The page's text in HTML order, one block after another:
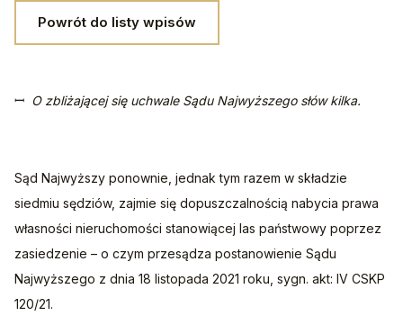
Powrót do listy wpisów
ꟷ O zbliżającej się uchwale Sądu Najwyższego słów kilka.
Sąd Najwyższy ponownie, jednak tym razem w składzie
siedmiu sędziów, zajmie się dopuszczalnością nabycia prawa
własności nieruchomości stanowiącej las państwowy poprzez
zasiedzenie – o czym przesądza postanowienie Sądu
Najwyższego z dnia 18 listopada 2021 roku, sygn. akt: IV CSKP
120/21.